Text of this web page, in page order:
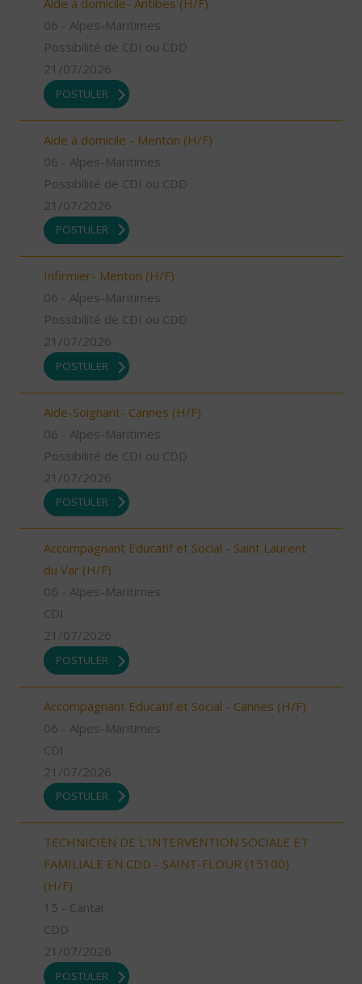
Aide à domicile- Antibes (H/F)
06 - Alpes-Maritimes
Possibilité de CDI ou CDD
21/07/2026
POSTULER
Aide à domicile - Menton (H/F)
06 - Alpes-Maritimes
Possibilité de CDI ou CDD
21/07/2026
POSTULER
Infirmier- Menton (H/F)
06 - Alpes-Maritimes
Possibilité de CDI ou CDD
21/07/2026
POSTULER
Aide-Soignant- Cannes (H/F)
06 - Alpes-Maritimes
Possibilité de CDI ou CDD
21/07/2026
POSTULER
Accompagnant Educatif et Social - Saint Laurent
du Var (H/F)
06 - Alpes-Maritimes
CDI
21/07/2026
POSTULER
Accompagnant Educatif et Social - Cannes (H/F)
06 - Alpes-Maritimes
CDI
21/07/2026
POSTULER
TECHNICIEN DE L'INTERVENTION SOCIALE ET
FAMILIALE EN CDD - SAINT-FLOUR (15100)
(H/F)
15 - Cantal
CDD
21/07/2026
POSTULER